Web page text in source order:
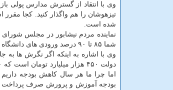
وی با انتقاد از گسترش مدارس پولی
تیزهوشان را هم واگذار كنید. كجا مقرر
شده است.
نماینده مردم نیشابور در مجلس
شما ۸۵ تا ۹۰ درصد ورودی های دانشگاه نیاز به كنكور ندارند اما كنكور و مافیای آن چه منافع اقتصادی برای آموزش و پرورش دارد؟
وی با اشاره به اینكه اگر نگرش ها به
دولت ۴۵۰ هزار میلیارد تومان است كه ۴۰ هزار میلیارد تومان آن به آموزش و پرورش اختصاص می یابد و ۹ درصد بودجه
بودجه آموزش و پرورش صرف پرداخت